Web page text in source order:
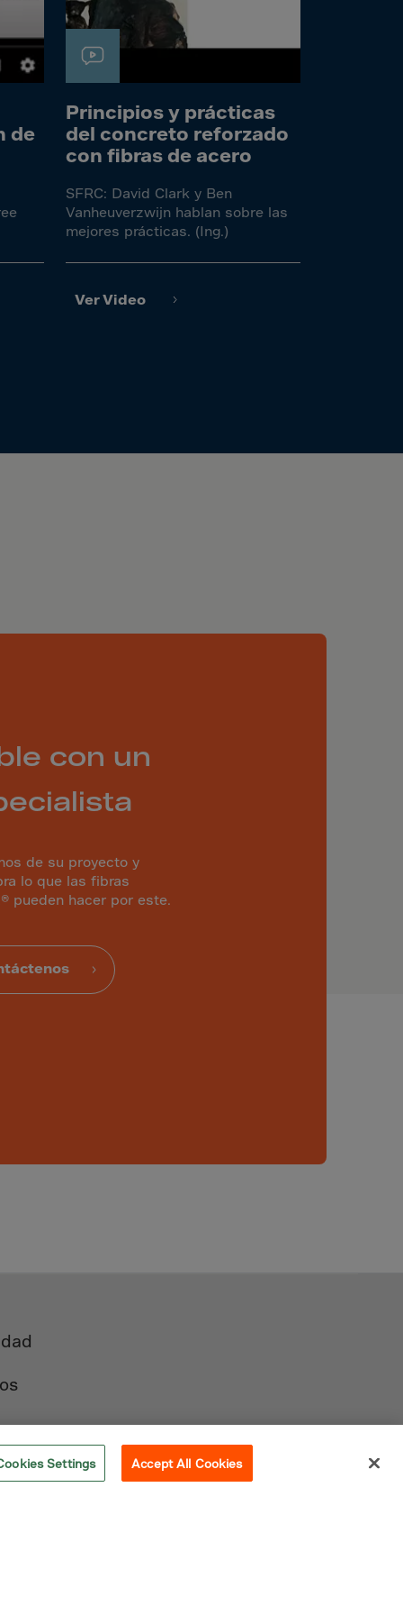
de
Principios y prácticas
del concreto reforzado
con fibras de acero
SFRC: David Clark y Ben
Vanheuverzwijn hablan sobre las
mejores prácticas. (Ing.)
Ver Video
con un
de su proyecto y
lo que las fibras
pueden hacer por este.
Settings Accept All Cookies